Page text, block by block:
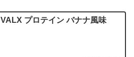
VALX プロテイン バナナ風味